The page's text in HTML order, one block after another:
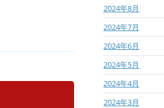
2024年8月
2024年7月
2024年6月
2024年5月
2024年4月
2024年3月